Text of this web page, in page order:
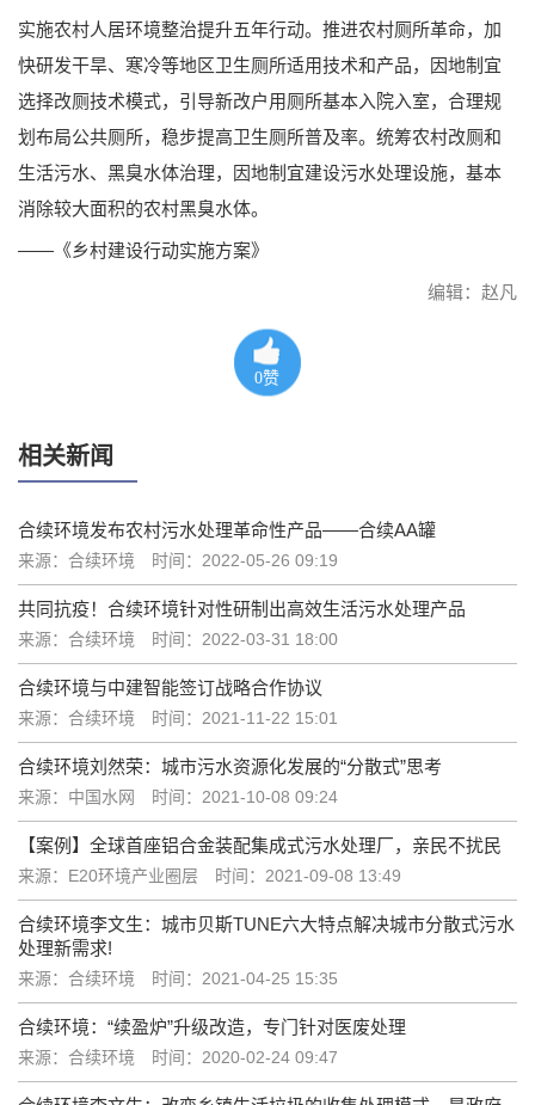
实施农村人居环境整治提升五年行动。推进农村厕所革命，加
快研发干旱、寒冷等地区卫生厕所适用技术和产品，因地制宜
选择改厕技术模式，引导新改户用厕所基本入院入室，合理规
划布局公共厕所，稳步提高卫生厕所普及率。统筹农村改厕和
生活污水、黑臭水体治理，因地制宜建设污水处理设施，基本
消除较大面积的农村黑臭水体。
——《乡村建设行动实施方案》
编辑：赵凡
0赞
相关新闻
合续环境发布农村污水处理革命性产品——合续AA罐
来源：合续环境 时间：2022-05-26 09:19
共同抗疫！合续环境针对性研制出高效生活污水处理产品
来源：合续环境 时间：2022-03-31 18:00
合续环境与中建智能签订战略合作协议
来源：合续环境 时间：2021-11-22 15:01
合续环境刘然荣：城市污水资源化发展的“分散式”思考
来源：中国水网 时间：2021-10-08 09:24
【案例】全球首座铝合金装配集成式污水处理厂，亲民不扰民
来源：E20环境产业圈层 时间：2021-09-08 13:49
合续环境李文生：城市贝斯TUNE六大特点解决城市分散式污水
处理新需求!
来源：合续环境 时间：2021-04-25 15:35
合续环境：“续盈炉”升级改造，专门针对医废处理
来源：合续环境 时间：2020-02-24 09:47